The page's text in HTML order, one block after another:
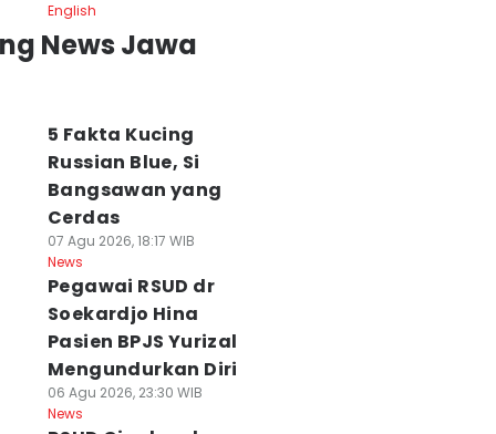
English
News Jawa
5 Fakta Kucing
Russian Blue, Si
Bangsawan yang
Cerdas
07 Agu 2026, 18:17 WIB
News
Pegawai RSUD dr
Soekardjo Hina
Pasien BPJS Yurizal
Mengundurkan Diri
06 Agu 2026, 23:30 WIB
News